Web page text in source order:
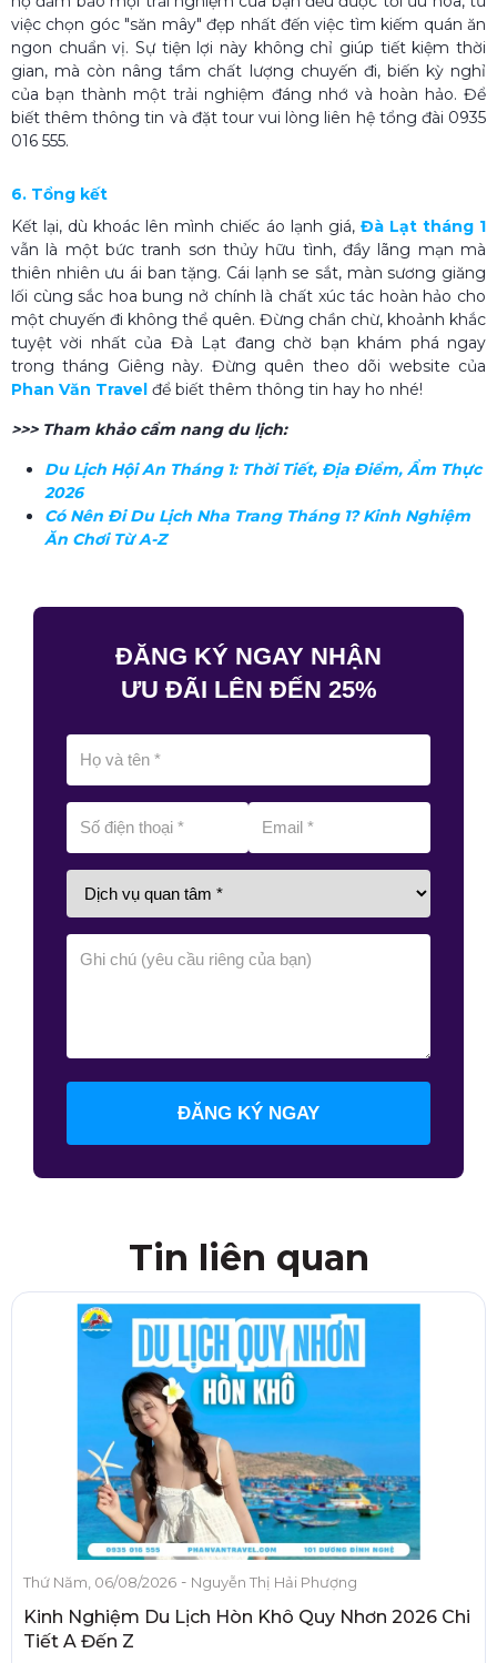
việc chọn góc "săn mây" đẹp nhất đến việc tìm kiếm quán ăn
ngon chuẩn vị. Sự tiện lợi này không chỉ giúp tiết kiệm thời
gian, mà còn nâng tầm chất lượng chuyến đi, biến kỳ nghỉ
của bạn thành một trải nghiệm đáng nhớ và hoàn hảo. Để
biết thêm thông tin và đặt tour vui lòng liên hệ tổng đài 0935
016 555.
6. Tổng kết
Kết lại, dù khoác lên mình chiếc áo lạnh giá, Đà Lạt tháng 1
vẫn là một bức tranh sơn thủy hữu tình, đầy lãng mạn mà
thiên nhiên ưu ái ban tặng. Cái lạnh se sắt, màn sương giăng
lối cùng sắc hoa bung nở chính là chất xúc tác hoàn hảo cho
một chuyến đi không thể quên. Đừng chần chừ, khoảnh khắc
tuyệt vời nhất của Đà Lạt đang chờ bạn khám phá ngay
trong tháng Giêng này. Đừng quên theo dõi website của
Phan Văn Travel để biết thêm thông tin hay ho nhé!
>>> Tham khảo cẩm nang du lịch:
Du Lịch Hội An Tháng 1: Thời Tiết, Địa Điểm, Ẩm Thực
2026
Có Nên Đi Du Lịch Nha Trang Tháng 1? Kinh Nghiệm
Ăn Chơi Từ A-Z
ĐĂNG KÝ NGAY NHẬN
ƯU ĐÃI LÊN ĐẾN 25%
ĐĂNG KÝ NGAY
Tin liên quan
Thứ Năm, 06/08/2026 - Nguyễn Thị Hải Phượng
Kinh Nghiệm Du Lịch Hòn Khô Quy Nhơn 2026 Chi
Tiết A Đến Z